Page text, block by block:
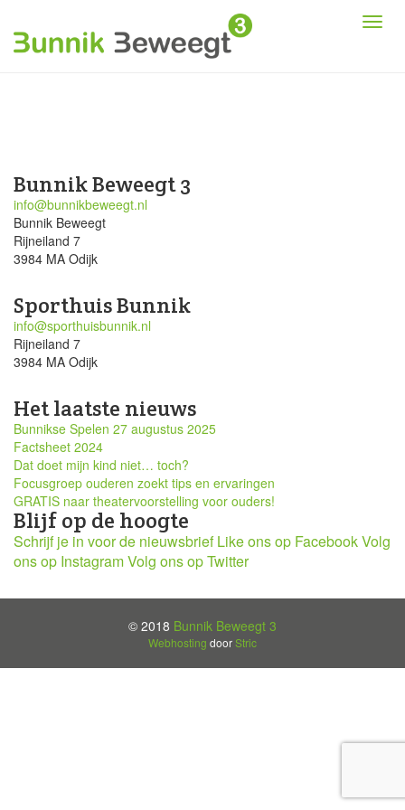
Bunnik Beweegt 3
info@bunnikbeweegt.nl
Bunnik Beweegt
Rijneiland 7
3984 MA Odijk
Sporthuis Bunnik
info@sporthuisbunnik.nl
Rijneiland 7
3984 MA Odijk
Het laatste nieuws
Bunnikse Spelen 27 augustus 2025
Factsheet 2024
Dat doet mijn kind niet… toch?
Focusgroep ouderen zoekt tips en ervaringen
GRATIS naar theatervoorstelling voor ouders!
Blijf op de hoogte
Schrijf je in voor de nieuwsbrief Like ons op FacebookVolg
ons op InstagramVolg ons op Twitter
© 2018 Bunnik Beweegt 3
Webhosting doorStric